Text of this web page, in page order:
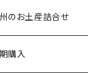
のお土産詰合せ
購入